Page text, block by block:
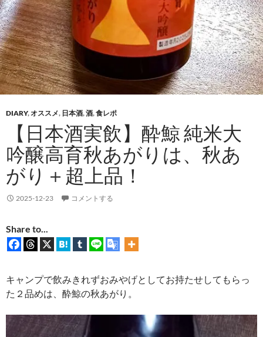
DIARY,オススメ, 日本酒,酒,食レポ
【日本酒実飲】酔鯨 純米大
吟醸高育秋あがりは、秋あ
がり＋超上品！
2025-12-23 コメントする
Share to...
キャンプで飲みきれずおみやげとしてお持たせしてもらっ
た２品めは、酔鯨の秋あがり。